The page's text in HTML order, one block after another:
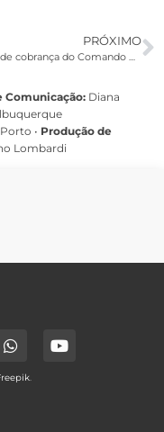
PRÓXIMO
Depois de cobrança do Comando Nacional, Caixa encaminha orientações sobre o Coronavírus
Comunicação: Diana
• Produção de
Lombardi
.